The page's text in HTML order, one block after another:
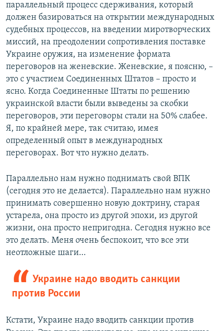
параллельный процесс сдерживания, который
должен базироваться на открытии международных
судебных процессов, на введении миротворческих
миссий, на преодолении сопротивления поставке
Украине оружия, на изменение формата
переговоров на женевские. Женевские, я поясню, –
это с участием Соединенных Штатов – просто и
ясно. Когда Соединенные Штаты по решению
украинской власти были выведены за скобки
переговоров, эти переговоры стали на 50% слабее.
Я, по крайней мере, так считаю, имея
определенный опыт в международных
переговорах. Вот что нужно делать.
Параллельно нам нужно поднимать свой ВПК
(сегодня это не делается). Параллельно нам нужно
принимать совершенно новую доктрину, старая
устарела, она просто из другой эпохи, из другой
жизни, она просто непригодна. Сегодня нужно все
это делать. Меня очень беспокоит, что все эти
неотложные шаги…
Украине надо вводить санкции
против России
Кстати, Украине надо вводить санкции против